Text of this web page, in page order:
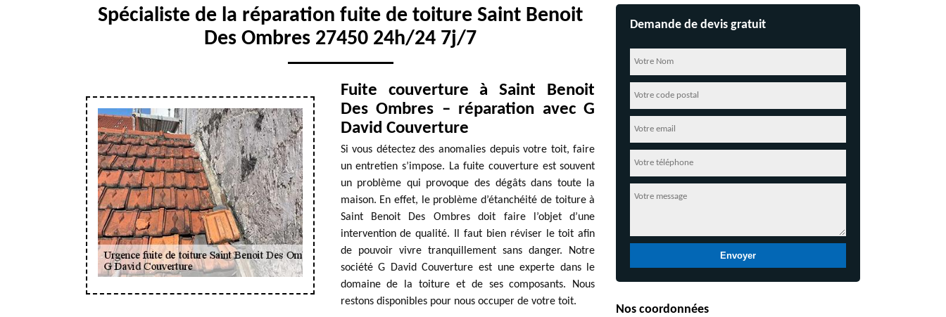
Spécialiste de la réparation fuite de toiture Saint Benoit
Des Ombres 27450 24h/24 7j/7
Fuite couverture à Saint Benoit
Des Ombres – réparation avec G
David Couverture
Si vous détectez des anomalies depuis votre toit, faire
un entretien s’impose. La fuite couverture est souvent
un problème qui provoque des dégâts dans toute la
maison. En effet, le problème d’étanchéité de toiture à
Saint Benoit Des Ombres doit faire l’objet d’une
intervention de qualité. Il faut bien réviser le toit afin
de pouvoir vivre tranquillement sans danger. Notre
société G David Couverture est une experte dans le
domaine de la toiture et de ses composants. Nous
restons disponibles pour nous occuper de votre toit.
Demande de devis gratuit
Nos coordonnées